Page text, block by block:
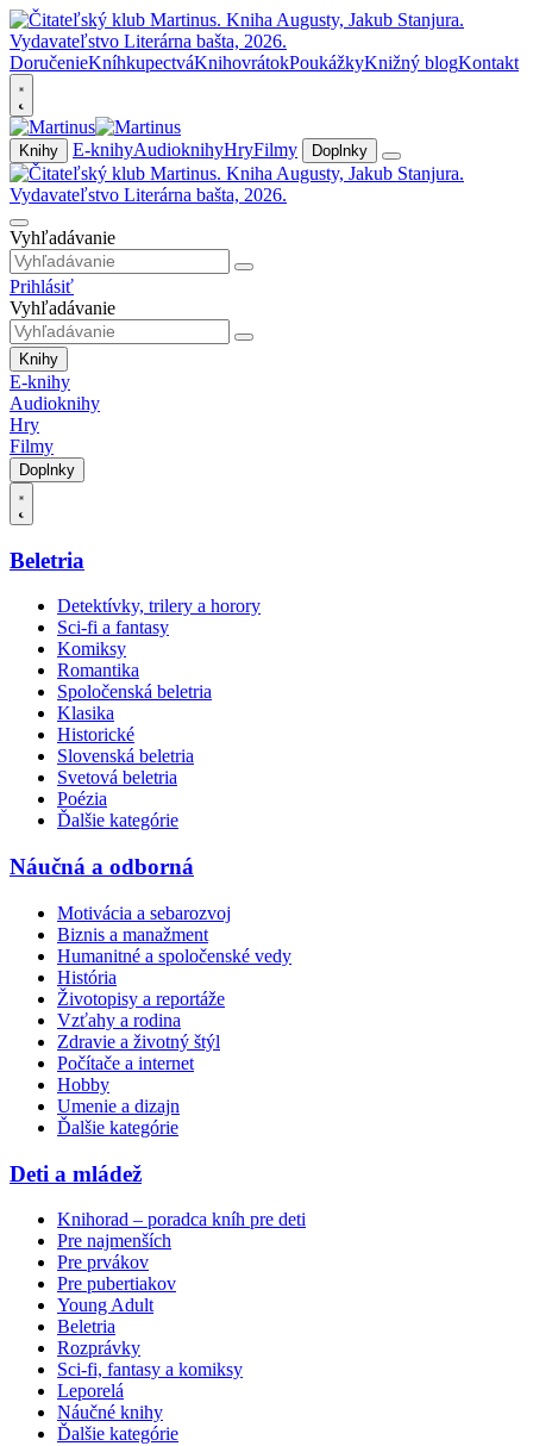
DoručenieKníhkupectváKnihovrátokPoukážkyKnižný blogKontakt
Knihy E-knihyAudioknihyHryFilmy Doplnky
Vyhľadávanie
Prihlásiť
Vyhľadávanie
Knihy
E-knihy
Audioknihy
Hry
Filmy
Doplnky
Beletria
Detektívky, trilery a horory
Sci-fi a fantasy
Komiksy
Romantika
Spoločenská beletria
Klasika
Historické
Slovenská beletria
Svetová beletria
Poézia
Ďalšie kategórie
Náučná a odborná
Motivácia a sebarozvoj
Biznis a manažment
Humanitné a spoločenské vedy
História
Životopisy a reportáže
Vzťahy a rodina
Zdravie a životný štýl
Počítače a internet
Hobby
Umenie a dizajn
Ďalšie kategórie
Deti a mládež
Knihorad – poradca kníh pre deti
Pre najmenších
Pre prvákov
Pre pubertiakov
Young Adult
Beletria
Rozprávky
Sci-fi, fantasy a komiksy
Leporelá
Náučné knihy
Ďalšie kategórie